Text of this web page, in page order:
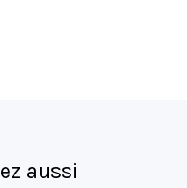
aussi